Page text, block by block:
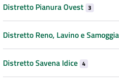
Distretto Pianura Ovest 3
Distretto Reno, Lavino e Samoggia
Distretto Savena Idice 4